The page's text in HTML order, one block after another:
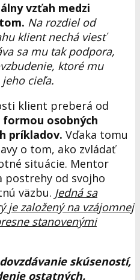
vzťah medzi
Na rozdiel od
klient nechá viesť
sa mu tak podpora,
ktoré mu
cieľa.
klient preberá od
formou osobných
príkladov. Vďaka tomu
o tom, ako zvládať
situácie. Mentor
postrehy od svojho
väzbu. Jedná sa
je založený na vzájomnej
stanovenými
skúseností,
ostatných.